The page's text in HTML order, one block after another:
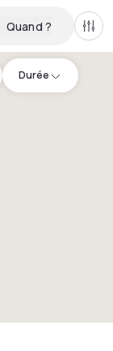
Quand ?
Durée